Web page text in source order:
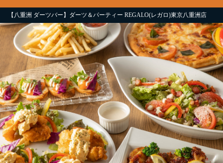
【八重洲 ダーツバー】ダーツ＆パーティー REGALO(レガロ)東京八重洲店